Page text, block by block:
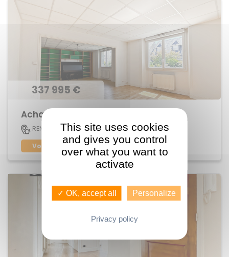
337 995 €
RENNES 5
113 M2
Voir le bien
This site uses cookies
and gives you control
over what you want to
activate
✓ OK, accept all Personalize
Privacy policy